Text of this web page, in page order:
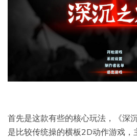
首先是这款有些的核心玩法，《深
是比较传统操的横板2D动作游戏，